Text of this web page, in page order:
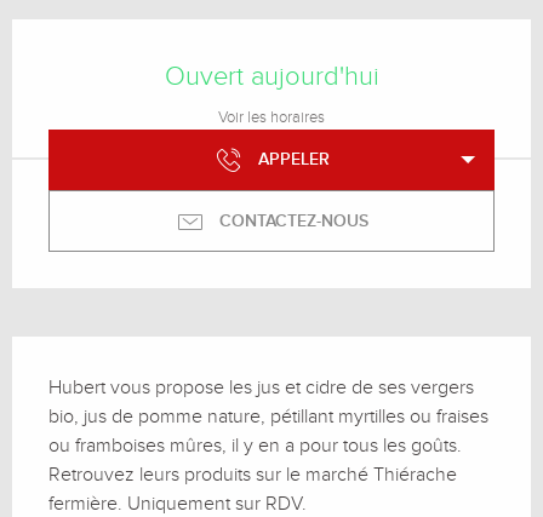
Ouvert aujourd'hui
Voir les horaires
APPELER
CONTACTEZ-NOUS
Hubert vous propose les jus et cidre de ses vergers
bio, jus de pomme nature, pétillant myrtilles ou fraises
ou framboises mûres, il y en a pour tous les goûts.
Retrouvez leurs produits sur le marché Thiérache
fermière. Uniquement sur RDV.